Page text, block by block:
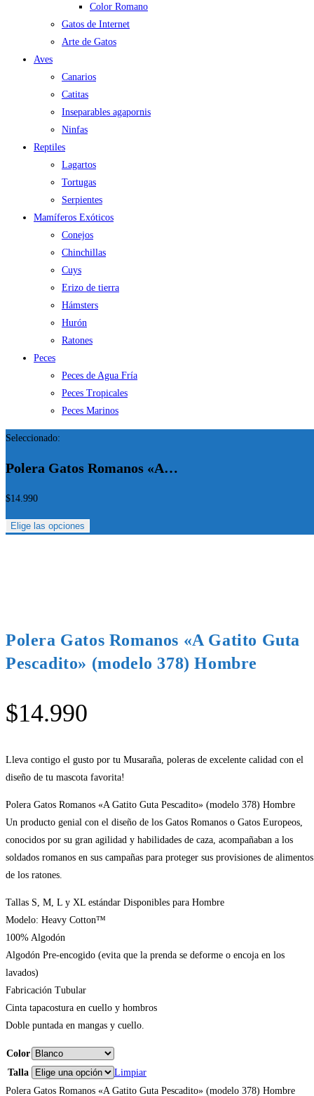
Color Romano
Gatos de Internet
Arte de Gatos
Aves
Canarios
Catitas
Inseparables agapornis
Ninfas
Reptiles
Lagartos
Tortugas
Serpientes
Mamíferos Exóticos
Conejos
Chinchillas
Cuys
Erizo de tierra
Hámsters
Hurón
Ratones
Peces
Peces de Agua Fría
Peces Tropicales
Peces Marinos
Seleccionado:
Polera Gatos Romanos «A…
$14.990
Elige las opciones
Polera Gatos Romanos «A Gatito Guta
Pescadito» (modelo 378) Hombre
$14.990
Lleva contigo el gusto por tu Musaraña, poleras de excelente calidad con el
diseño de tu mascota favorita!
Polera Gatos Romanos «A Gatito Guta Pescadito» (modelo 378) Hombre
Un producto genial con el diseño de los Gatos Romanos o Gatos Europeos,
conocidos por su gran agilidad y habilidades de caza, acompañaban a los
soldados romanos en sus campañas para proteger sus provisiones de alimentos
de los ratones.
Tallas S, M, L y XL estándar Disponibles para Hombre
Modelo: Heavy Cotton™
100% Algodón
Algodón Pre-encogido (evita que la prenda se deforme o encoja en los
lavados)
Fabricación Tubular
Cinta tapacostura en cuello y hombros
Doble puntada en mangas y cuello.
Color
Talla
Limpiar
Polera Gatos Romanos «A Gatito Guta Pescadito» (modelo 378) Hombre